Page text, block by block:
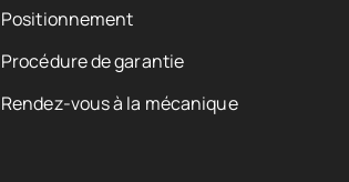
Positionnement
Procédure de garantie
Rendez-vous à la mécanique